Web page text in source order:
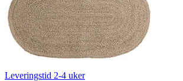
Leveringstid 2-4 uker